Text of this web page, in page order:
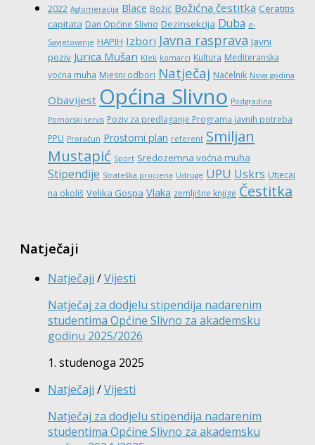
2022 Aglomeracija Blace Božić Božićna čestitka Ceratitis
capitata Dan Općine Slivno Dezinsekcija Duba e-
Savjetovanje HAPIH Izbori Javna rasprava Javni
poziv Jurica Mušan Klek komarci Kultura Mediteranska
voćna muha Mjesni odbori Natječaj Načelnik Nova godina
Obavijest Općina Slivno Podgradina
Pomorski servis Poziv za predlaganje Programa javnih potreba
PPU Proračun Prostorni plan referent Smiljan
Mustapić Sport Sredozemna voćna muha
Stipendije Strateška procjena Udruge UPU Uskrs Utjecaj
na okoliš Velika Gospa Vlaka zemljišne knjige Čestitka
Natječaji
Natječaji /Vijesti
Natječaj za dodjelu stipendija nadarenim
studentima Općine Slivno za akademsku
godinu 2025/2026
1. studenoga 2025
Natječaji /Vijesti
Natječaj za dodjelu stipendija nadarenim
studentima Općine Slivno za akademsku